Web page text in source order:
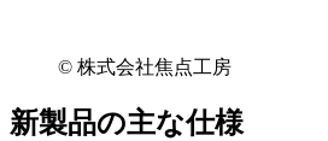
© 株式会社焦点工房
新製品の主な仕様